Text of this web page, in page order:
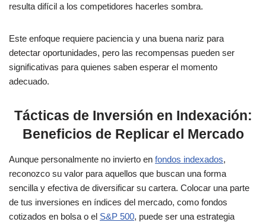
resulta difícil a los competidores hacerles sombra.
Este enfoque requiere paciencia y una buena nariz para
detectar oportunidades, pero las recompensas pueden ser
significativas para quienes saben esperar el momento
adecuado.
Tácticas de Inversión en Indexación:
Beneficios de Replicar el Mercado
Aunque personalmente no invierto en fondos indexados,
reconozco su valor para aquellos que buscan una forma
sencilla y efectiva de diversificar su cartera. Colocar una parte
de tus inversiones en índices del mercado, como fondos
cotizados en bolsa o el S&P 500, puede ser una estrategia